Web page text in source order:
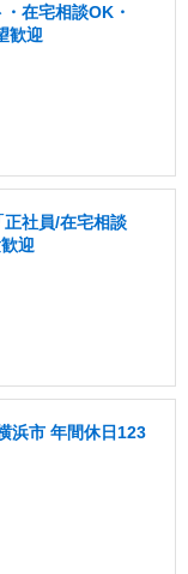
在宅相談OK・
歓迎
社員/在宅相談
迎
浜市 年間休日123